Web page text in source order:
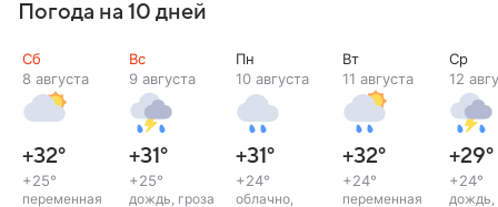
Погода на 10 дней
Сб
8 августа
+32°
+25°
переменная
Вс
9 августа
+31°
+25°
дождь, гроза
Пн
10 августа
+31°
+24°
облачно,
Вт
11 августа
+32°
+24°
переменная
Ср
12
+29°
+24°
дождь,